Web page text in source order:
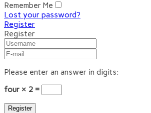
Remember Me
Lost your password?
Register
Register
Please enter an answer in digits:
four × 2 =